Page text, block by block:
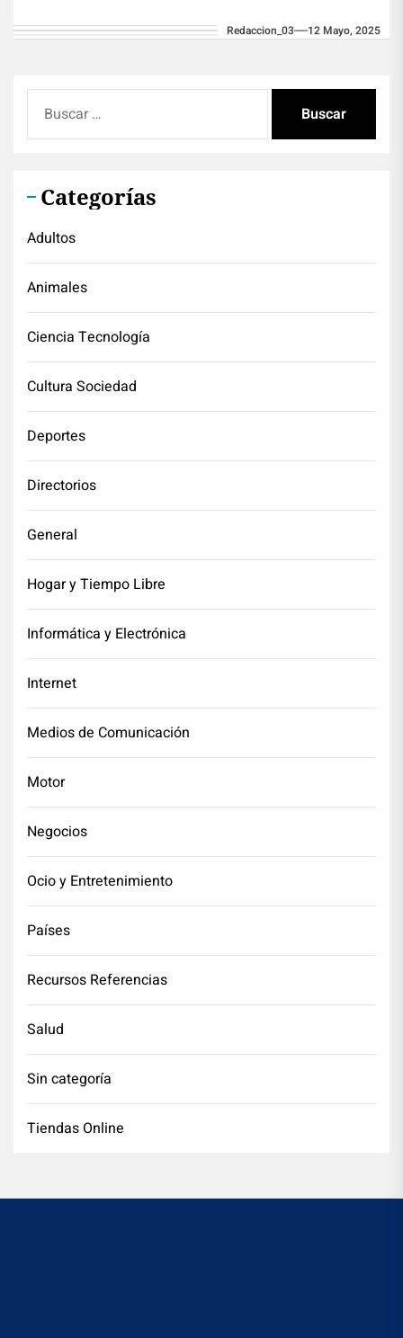
contexto, elegir...
Redaccion_03 12 Mayo, 2025
Categorías
Adultos
Animales
Ciencia Tecnología
Cultura Sociedad
Deportes
Directorios
General
Hogar y Tiempo Libre
Informática y Electrónica
Internet
Medios de Comunicación
Motor
Negocios
Ocio y Entretenimiento
Países
Recursos Referencias
Salud
Sin categoría
Tiendas Online